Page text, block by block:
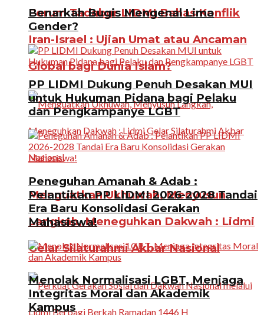
Forum Tadabur LIDMI Bahas Konflik
Iran-Israel : Ujian Umat atau Ancaman
Global bagi Dunia Islam?
Menguatkan Ukhuwah, Menyusun
Langkah, Meneguhkan Dakwah : Lidmi
Gelar Silaturahmi Akbar Nasional
Benarkah Bugis Mengenal Lima
Gender?
PP LIDMI Dukung Penuh Desakan MUI
untuk Hukuman Pidana bagi Pelaku
dan Pengkampanye LGBT
Peneguhan Amanah & Adab :
Pelantikan PP LIDMI 2026-2028 Tandai
Era Baru Konsolidasi Gerakan
Mahasiswa!
Menolak Normalisasi LGBT, Menjaga
Integritas Moral dan Akademik
Kampus